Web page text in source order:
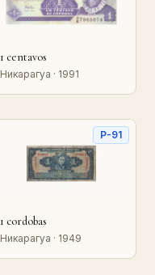
1 centavos
Никарагуа · 1991
P-91
1 cordobas
Никарагуа · 1949